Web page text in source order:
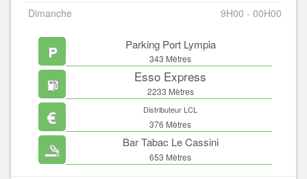
Dimanche
9H00 - 00H00
Parking Port Lympia
343 Mètres
Esso Express
2233 Mètres
Distributeur LCL
376 Mètres
Bar Tabac Le Cassini
653 Mètres